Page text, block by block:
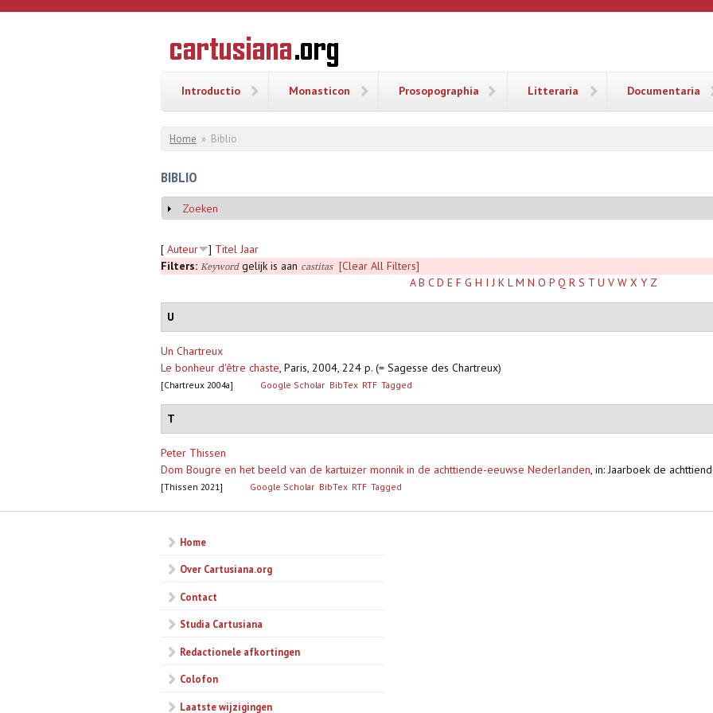
Overslaan en naar de inhoud gaan
CARTUSIANA
Geschiedenis
van de
Introductio Monasticon Prosopographia Litteraria Documentaria
U bent hier
Home » Biblio
BIBLIO
Weergeven
Zoeken
[ Auteur ] Titel Jaar
Filters: Keywordgelijk is aan castitas
[Clear All Filters]
A B C D E F G H I J K L M N O P Q R S T U V W X Y Z
U
Un Chartreux
Le bonheur d'être chaste, Paris, 2004, 224 p. (= Sagesse des Chartreux)
[Chartreux 2004a] Google Scholar BibTex RTF Tagged
T
Peter Thissen
Dom Bougre en het beeld van de kartuizer monnik in de achttiende-eeuwse Nederlanden, in: Jaarboek de
[Thissen 2021] Google Scholar BibTex RTF Tagged
Home
Over Cartusiana.org
Contact
Studia Cartusiana
Redactionele afkortingen
Colofon
Laatste wijzigingen